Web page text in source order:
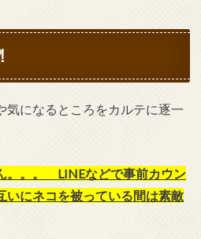
気になるところをカルテに逐一
。。。 LINEなどで事前カウン
いにネコを被っている間は素敵